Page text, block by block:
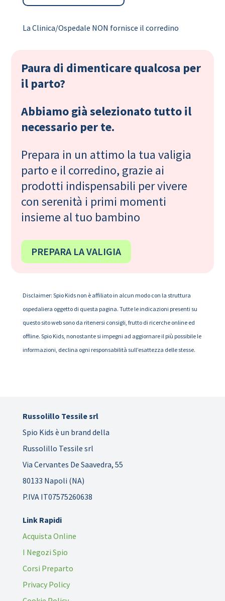
La Clinica/Ospedale NON fornisce il corredino
Paura di dimenticare qualcosa per
il parto?
Abbiamo già selezionato tutto il
necessario per te.
Prepara in un attimo la tua valigia
parto e il corredino, grazie ai
prodotti indispensabili per vivere
con serenità i primi momenti
insieme al tuo bambino
PREPARA LA VALIGIA
Disclaimer: Spio Kids non è affiliato in alcun modo con la struttura
ospedaliera oggetto di questa pagina. Tutte le indicazioni presenti su
questo sito web sono da ritenersi consigli, frutto di ricerche online ed
offline. Spio Kids, nonostante si impegni ad aggiornare il più possibile le
informazioni, declina ogni responsabilità sull’esattezza delle stesse.
Russolillo Tessile srl
Spio Kids è un brand della
Russolillo Tessile srl
Via Cervantes De Saavedra, 55
80133 Napoli (NA)
P.IVA IT07575260638
Link Rapidi
Acquista Online
I Negozi Spio
Corsi Preparto
Privacy Policy